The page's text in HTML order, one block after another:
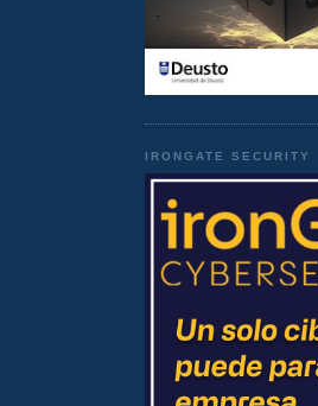
IRONGATE SECURITY